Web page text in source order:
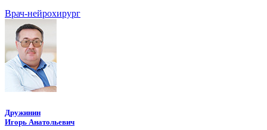
Врач-нейрохирург
Дружинин
Игорь Анатольевич